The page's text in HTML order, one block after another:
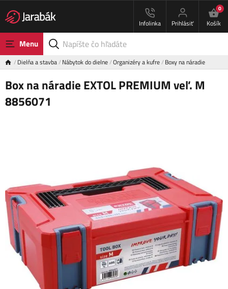
Infolinka Prihlásiť
0
Košík
Menu
Dielňa a stavba Nábytok do dielne Organizéry a kufre Boxy na náradie
Box na náradie EXTOL PREMIUM veľ. M
8856071